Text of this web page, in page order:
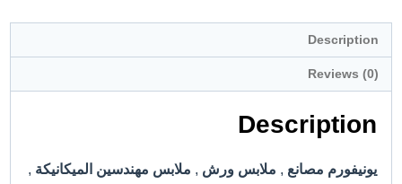
Description
Reviews (0)
Description
يونيفورم مصانع , ملابس ورش , ملابس مهندسين الميكانيكة ,